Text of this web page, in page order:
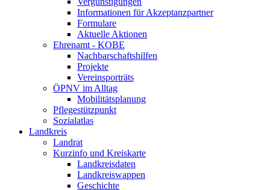
Informationen für Akzeptanzpartner
Formulare
Aktuelle Aktionen
Ehrenamt - KOBE
Nachbarschaftshilfen
Projekte
Vereinsporträts
ÖPNV im Alltag
Mobilitätsplanung
Pflegestützpunkt
Sozialatlas
Landkreis
Landrat
Kurzinfo und Kreiskarte
Landkreisdaten
Landkreiswappen
Geschichte